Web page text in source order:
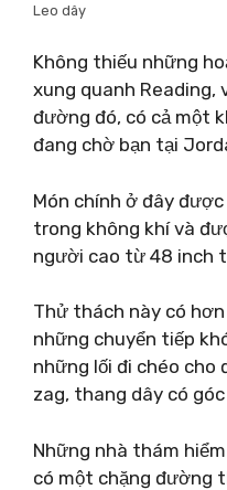
Leo dây
Không thiếu những
xung quanh Reading,
đường đó, có cả một
đang chờ bạn tại
Món chính ở đây
trong không khí và
người cao từ 48 inch
Thử thách này có
những chuyển tiếp
những lối đi chéo cho
zag, thang dây có
Những nhà thám
có một chặng đường